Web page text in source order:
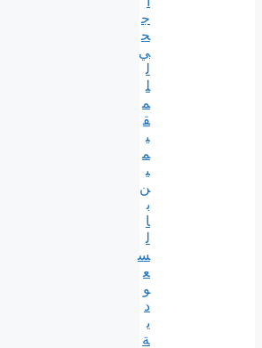
ج
ح
ي
ل
ل
م
ق
ي
م
ي
ن
ب
ا
ل
س
ع
و
د
ي
ة